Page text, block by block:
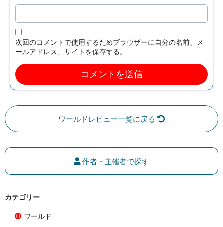
次回のコメントで使用するためブラウザーに自分の名前、メ
ールアドレス、サイトを保存する。
ワールドレビュー一覧に戻る
作者・主催者で探す
カテゴリー
ワールド